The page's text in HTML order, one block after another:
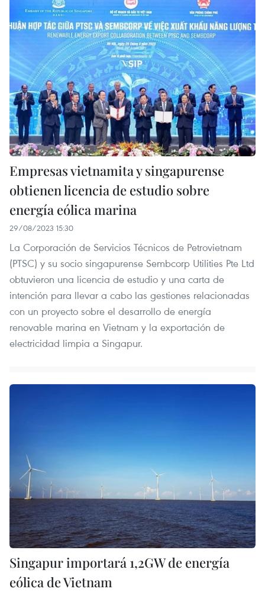
Empresas vietnamita y singapurense
obtienen licencia de estudio sobre
energía eólica marina
29/08/2023 15:30
La Corporación de Servicios Técnicos de Petrovietnam
(PTSC) y su socio singapurense Sembcorp Utilities Pte Ltd
obtuvieron una licencia de estudio y una carta de
intención para llevar a cabo las gestiones relacionadas
con un proyecto sobre el desarrollo de energía
renovable marina en Vietnam y la exportación de
electricidad limpia a Singapur.
Singapur importará 1,2GW de energía
eólica de Vietnam